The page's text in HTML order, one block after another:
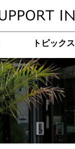
トピックス